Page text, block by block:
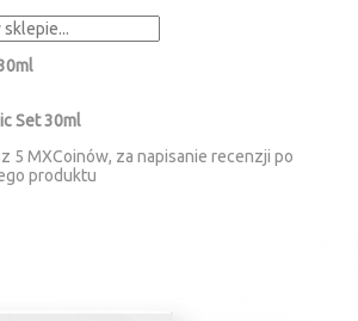
Set 30ml
5 MXCoinów, za napisanie recenzji po
produktu